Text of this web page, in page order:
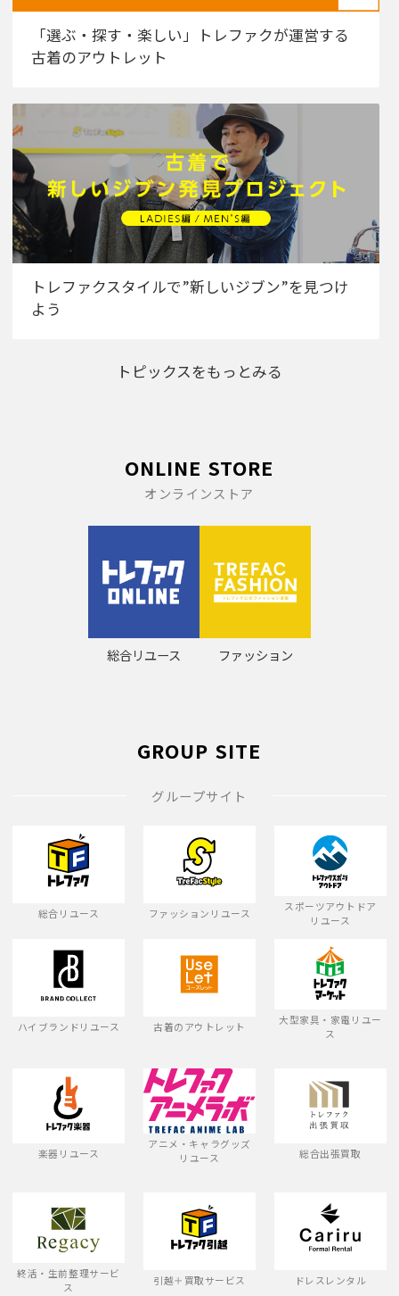
「選ぶ・探す・楽しい」トレファクが運営する
古着のアウトレット
トレファクスタイルで”新しいジブン”を見つけ
よう
トピックスをもっとみる
ONLINE STORE
オンラインストア
総合リユース ファッション
GROUP SITE
グループサイト
総合リユース ファッションリユース
スポーツアウトドア
リユース
ハイブランドリユース 古着のアウトレット
大型家具・家電リユー
ス
楽器リユース
アニメ・キャラグッズ
リユース
総合出張買取
終活・生前整理サービ
ス
引越＋買取サービス ドレスレンタル